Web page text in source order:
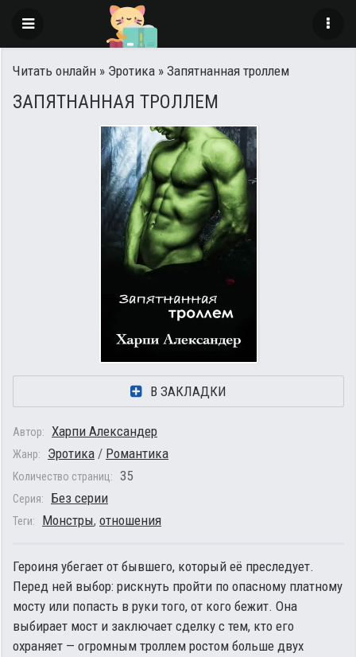
Читать онлайн » Эротика » Запятнанная троллем
ЗАПЯТНАННАЯ ТРОЛЛЕМ
В ЗАКЛАДКИ
Автор: Харпи Александер
Жанр: Эротика / Романтика
Количество страниц: 35
Серия: Без серии
Теги: Монстры, отношения
Героиня убегает от бывшего, который её преследует.
Перед ней выбор: рискнуть пройти по опасному платному
мосту или попасть в руки того, от кого бежит. Она
выбирает мост и заключает сделку с тем, кто его
охраняет — огромным троллем ростом больше двух